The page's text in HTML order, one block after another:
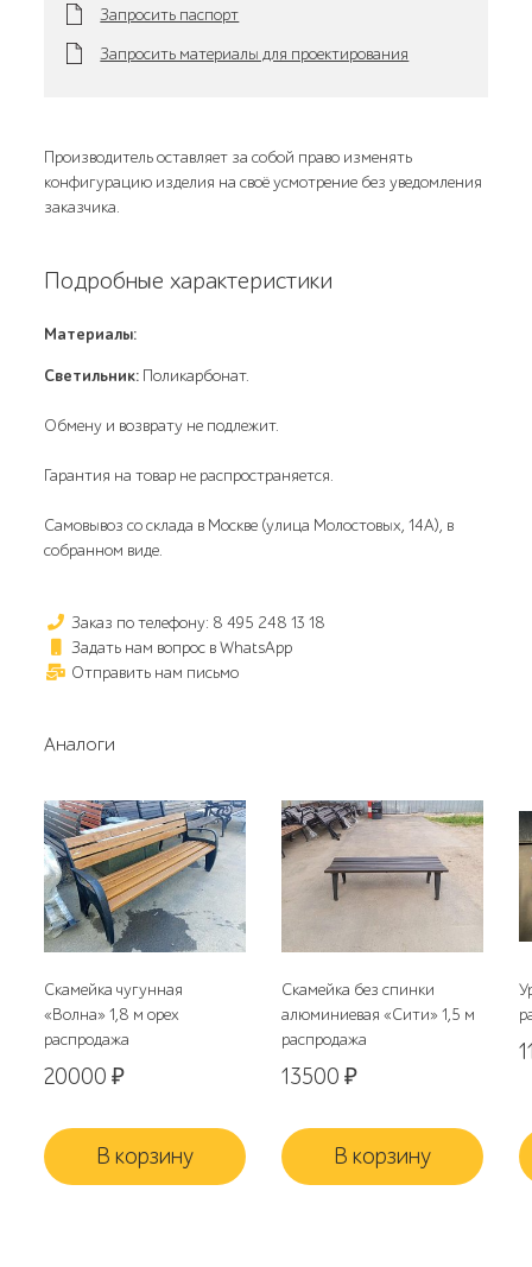
Запросить паспорт
Запросить материалы для проектирования
Производитель оставляет за собой право изменять
конфигурацию изделия на своё усмотрение без уведомления
заказчика.
Подробные характеристики
Материалы:
Светильник: Поликарбонат.
Обмену и возврату не подлежит.
Гарантия на товар не распространяется.
Самовывоз со склада в Москве (улица Молостовых, 14А), в
собранном виде.
Заказ по телефону: 8 495 248 13 18
Задать нам вопрос в WhatsApp
Отправить нам письмо
Аналоги
Скамейка чугунная
«Волна» 1,8 м орех
распродажа
20000₽
В корзину
Скамейка без спинки
алюминиевая «Сити» 1,5 м
распродажа
13500₽
В корзину